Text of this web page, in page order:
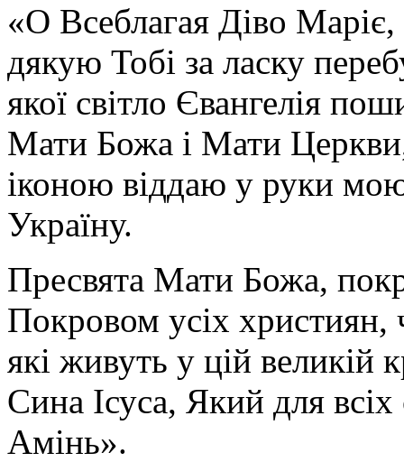
«О Всеблагая Діво
дякую Тобі за ласку
якої світло Євангелія
Мати Божа і Мати
іконою віддаю у руки
Україну.
Пресвята Мати Божа,
Покровом усіх християн,
які живуть у цій великій
Сина Ісуса, Який для
Амінь».